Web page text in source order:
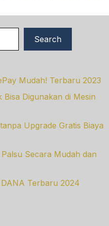
Search
Mudah! Terbaru 2023
Digunakan di Mesin
Upgrade Gratis Biaya
Secara Mudah dan
Terbaru 2024